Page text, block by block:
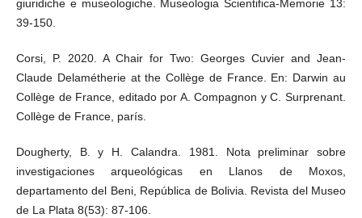
giuridiche e museologiche. Museologia Scientifica-Memorie 13:
39-150.
Corsi, P. 2020. A Chair for Two: Georges Cuvier and Jean-
Claude Delamétherie at the Collège de France. En: Darwin au
Collège de France, editado por A. Compagnon y C. Surprenant.
Collège de France, parís.
Dougherty, B. y H. Calandra. 1981. Nota preliminar sobre
investigaciones arqueológicas en Llanos de Moxos,
departamento del Beni, República de Bolivia. Revista del Museo
de La Plata 8(53): 87-106.